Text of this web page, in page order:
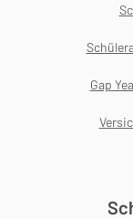
Gap